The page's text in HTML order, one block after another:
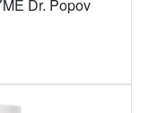
Dr. Popov